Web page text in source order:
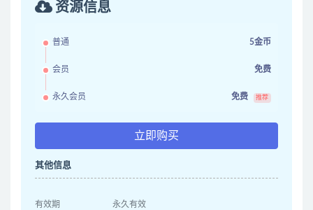
资源信息
普通 5金币
会员 免费
永久会员 免费 推荐
立即购买
其他信息
有效期 永久有效